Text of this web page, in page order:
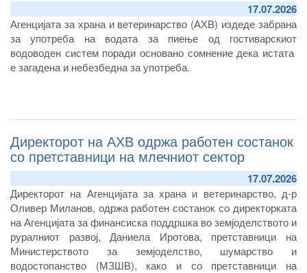
17.07.2026
Агенцијата за храна и ветеринарство (АХВ) издеде забрана
за употреба на водата за пиење од гостиварскиот
водоводен систем поради основано сомнение дека истата
е загадена и небезбедна за употреба.
Директорот на АХВ одржа работен состанок
со претставници на млечниот сектор
17.07.2026
Директорот на Агенцијата за храна и ветеринарство, д-р
Оливер Миланов, одржа работен состанок со директорката
на Агенцијата за финансиска поддршка во земјоделството и
руралниот развој, Даниела Иротова, претставници на
Министерството за земјоделство, шумарство и
водостопанство (МЗШВ), како и со претставници на